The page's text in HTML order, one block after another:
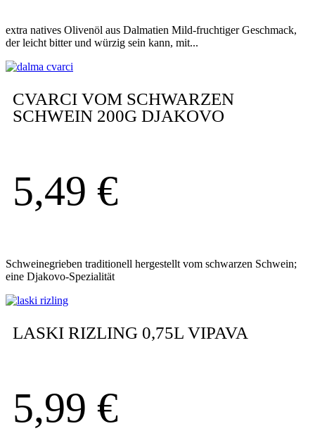
extra natives Olivenöl aus Dalmatien Mild-fruchtiger Geschmack,
der leicht bitter und würzig sein kann, mit...
CVARCI VOM SCHWARZEN
SCHWEIN 200G DJAKOVO
5,49 €
Schweinegrieben traditionell hergestellt vom schwarzen Schwein;
eine Djakovo-Spezialität
LASKI RIZLING 0,75L VIPAVA
5,99 €